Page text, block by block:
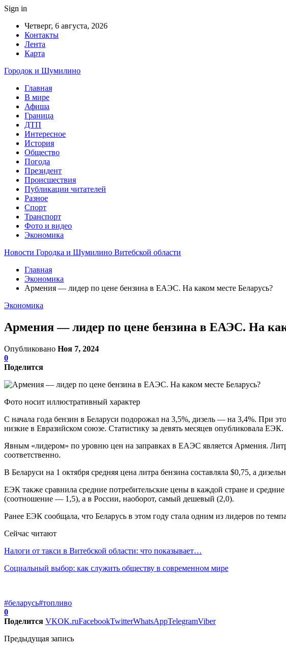
Sign in
Четверг, 6 августа, 2026
Контакты
Лента
Карта
Городок и Шумилино
Главная
В мире
Афиша
Граница
ДТП
Интересное
История
Общество
Погода
Президент
Происшествия
Публикации читателей
Разное
Спорт
Транспорт
Фото и видео
Экономика
Новости Городка и Шумилино Витебской области
Главная
Экономика
Армения — лидер по цене бензина в ЕАЭС. На каком месте Беларусь?
Экономика
Армения — лидер по цене бензина в ЕАЭС. На
Опубликовано Ноя 7, 2024
0
Поделится
Фото носит иллюстративный характер
С начала года бензин в Беларуси подорожал на 3,5%, дизель — на 3,4%. При
низкие в Евразийском союзе. Статистику за девять месяцев опубликовала ЕЭК.
Явным «лидером» по уровню цен на заправках в ЕАЭС является Армения.
соответственно.
В Беларуси на 1 октября средняя цена литра бензина составляла $0,75, а
ЕЭК также сравнила средние потребительские цены в каждой стране и
(соотношение — 1,5), а в России, наоборот, самый дешевый (2,0).
Ранее ЕЭК сообщала, что Беларусь в этом году стала одним из лидеров по
Сейчас читают
Налоги от такси в Витебской области: что показывает…
Социальный выбор: как служить обществу в современном мире
#беларусь#топливо
0
Поделится VKOK.ruFacebookTwitterWhatsAppTelegramViber
Предыдущая запись